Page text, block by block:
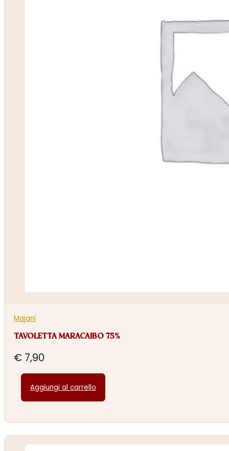
Majani
TAVOLETTA MARACAIBO 75%
€ 7,90
Aggiungi al carrello